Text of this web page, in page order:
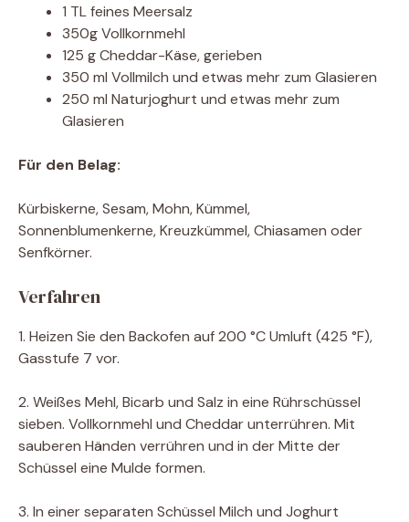
1 TL feines Meersalz
350g Vollkornmehl
125 g Cheddar-Käse, gerieben
350 ml Vollmilch und etwas mehr zum Glasieren
250 ml Naturjoghurt und etwas mehr zum
Glasieren
Für den Belag:
Kürbiskerne, Sesam, Mohn, Kümmel,
Sonnenblumenkerne, Kreuzkümmel, Chiasamen oder
Senfkörner.
Verfahren
1. Heizen Sie den Backofen auf 200 °C Umluft (425 °F),
Gasstufe 7 vor.
2. Weißes Mehl, Bicarb und Salz in eine Rührschüssel
sieben. Vollkornmehl und Cheddar unterrühren. Mit
sauberen Händen verrühren und in der Mitte der
Schüssel eine Mulde formen.
3. In einer separaten Schüssel Milch und Joghurt